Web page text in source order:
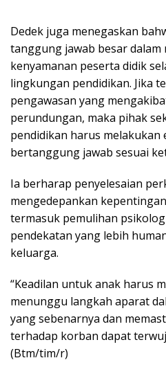
Dedek juga menegaskan
tanggung jawab besar dalam
kenyamanan peserta didik
lingkungan pendidikan. Jika
pengawasan yang
perundungan, maka pihak
pendidikan harus melakukan
bertanggung jawab sesuai
Ia berharap penyelesaian
mengedepankan
termasuk pemulihan
pendekatan yang lebih
keluarga.
“Keadilan untuk anak harus
menunggu langkah aparat
yang sebenarnya dan
terhadap korban dapat
(Btm/tim/r)